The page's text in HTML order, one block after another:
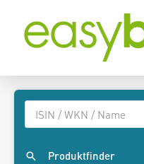
Produktfinder